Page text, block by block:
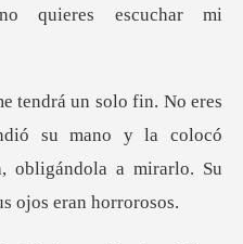
su mano y la colocó
obligán